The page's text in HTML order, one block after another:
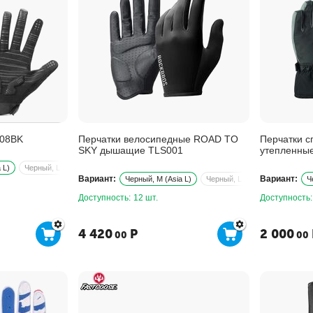
L) Черный, L (Asia XL)
Перчатки велосипедные ROAD TO
SKY дышащие TLS001
Вариант: Черный, M (Asia L) Черный, L (Asia XL)
Доступность: 12 шт.
4 42000 Р
Перчатки
Вариант:
Доступность:
2 000 00